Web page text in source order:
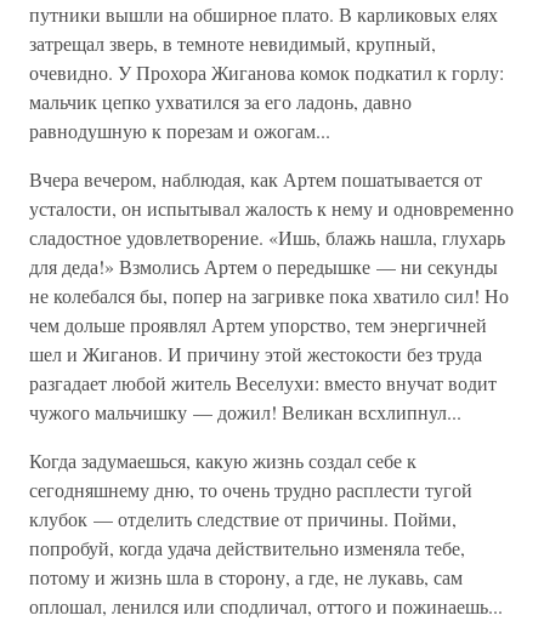
путники вышли на обширное плато. В карликовых елях
затрещал зверь, в темноте невидимый, крупный,
очевидно. У Прохора Жиганова комок подкатил к горлу:
мальчик цепко ухватился за его ладонь, давно
равнодушную к порезам и ожогам...
Вчера вечером, наблюдая, как Артем пошатывается от
усталости, он испытывал жалость к нему и одновременно
сладостное удовлетворение. «Ишь, блажь нашла, глухарь
для деда!» Взмолись Артем о передышке — ни секунды
не колебался бы, попер на загривке пока хватило сил! Но
чем дольше проявлял Артем упорство, тем энергичней
шел и Жиганов. И причину этой жестокости без труда
разгадает любой житель Веселухи: вместо внучат водит
чужого мальчишку — дожил! Великан всхлипнул...
Когда задумаешься, какую жизнь создал себе к
сегодняшнему дню, то очень трудно расплести тугой
клубок — отделить следствие от причины. Пойми,
попробуй, когда удача действительно изменяла тебе,
потому и жизнь шла в сторону, а где, не лукавь, сам
оплошал, ленился или сподличал, оттого и пожинаешь...